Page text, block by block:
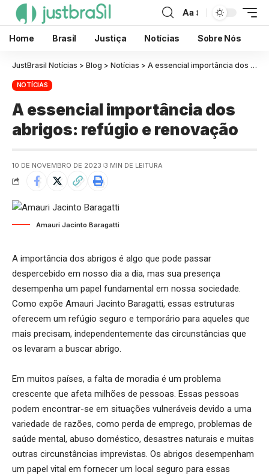
Aa
Home Brasil Justiça Notícias Sobre Nós
JustBrasil Notícias > Blog > Notícias > A essencial importância dos abrigos: refúgio e renovação
NOTÍCIAS
A essencial importância dos
abrigos: refúgio e renovação
10 DE NOVEMBRO DE 2023 3 MIN DE LEITURA
Amauri Jacinto Baragatti
A importância dos abrigos é algo que pode passar
despercebido em nosso dia a dia, mas sua presença
desempenha um papel fundamental em nossa sociedade.
Como expõe Amauri Jacinto Baragatti, essas estruturas
oferecem um refúgio seguro e temporário para aqueles que
mais precisam, independentemente das circunstâncias que
os levaram a buscar abrigo.
Em muitos países, a falta de moradia é um problema
crescente que afeta milhões de pessoas. Essas pessoas
podem encontrar-se em situações vulneráveis devido a uma
variedade de razões, como perda de emprego, problemas de
saúde mental, abuso doméstico, desastres naturais e muitas
outras circunstâncias imprevistas. Os abrigos desempenham
um papel vital em fornecer um local seguro para essas